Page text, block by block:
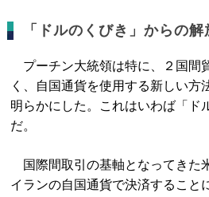
「ドルのくびき」からの
プーチン大統領は特に、２国間
く、自国通貨を使用する新しい方
明らかにした。これはいわば「ド
だ。
国際間取引の基軸となってきた
イランの自国通貨で決済すること